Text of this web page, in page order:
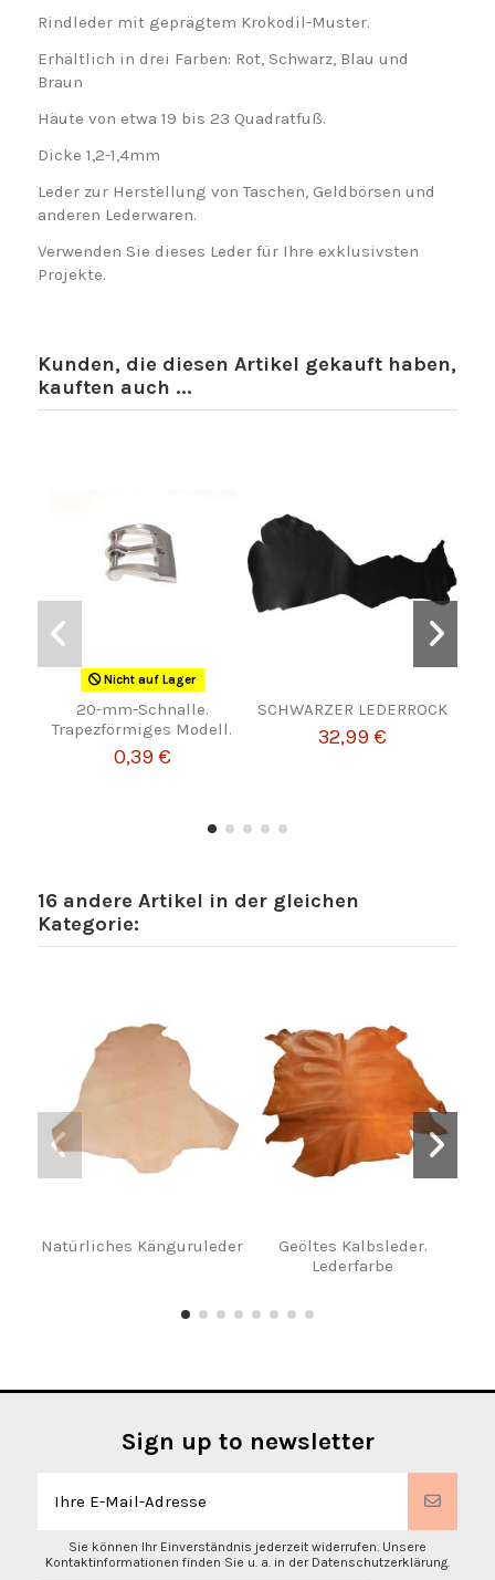
Rindleder mit geprägtem Krokodil-Muster.
Erhältlich in drei Farben: Rot, Schwarz, Blau und
Braun
Häute von etwa 19 bis 23 Quadratfuß.
Dicke 1,2-1,4mm
Leder zur Herstellung von Taschen, Geldbörsen und
anderen Lederwaren.
Verwenden Sie dieses Leder für Ihre exklusivsten
Projekte.
Kunden, die diesen Artikel gekauft haben,
kauften auch ...
Nicht auf Lager
20-mm-Schnalle.
Trapezförmiges Modell.
0,39 €
SCHWARZER LEDERROCK
32,99 €
16 andere Artikel in der gleichen
Kategorie:
Natürliches Känguruleder
Geöltes Kalbsleder.
Lederfarbe
Sign up to newsletter
Sie können Ihr Einverständnis jederzeit widerrufen. Unsere
Kontaktinformationen finden Sie u. a. in der Datenschutzerklärung.